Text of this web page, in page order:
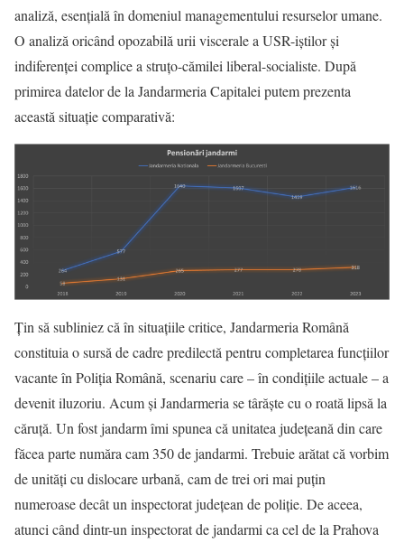
analiză, esențială în domeniul managementului resurselor umane.
O analiză oricând opozabilă urii viscerale a USR-iștilor și
indiferenței complice a struțo-cămilei liberal-socialiste. După
primirea datelor de la Jandarmeria Capitalei putem prezenta
această situație comparativă:
Țin să subliniez că în situațiile critice, Jandarmeria Română
constituia o sursă de cadre predilectă pentru completarea funcțiilor
vacante în Poliția Română, scenariu care – în condițiile actuale – a
devenit iluzoriu. Acum și Jandarmeria se târăște cu o roată lipsă la
căruță. Un fost jandarm îmi spunea că unitatea județeană din care
făcea parte număra cam 350 de jandarmi. Trebuie arătat că vorbim
de unități cu dislocare urbană, cam de trei ori mai puțin
numeroase decât un inspectorat județean de poliție. De aceea,
atunci când dintr-un inspectorat de jandarmi ca cel de la Prahova